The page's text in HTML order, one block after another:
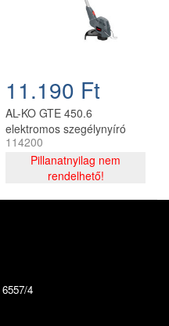
11.190 Ft
AL-KO GTE 450.6
elektromos szegélynyíró
450 W 25 cm
114200
Pillanatnyilag nem
rendelhető!
4